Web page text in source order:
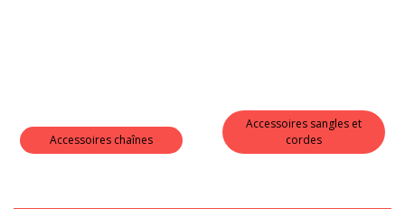
Accessoires chaînes
Accessoires sangles et
cordes